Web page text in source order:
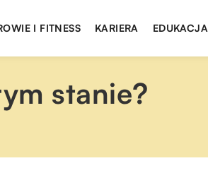
I FITNESS KARIERA EDUKACJA
stanie?